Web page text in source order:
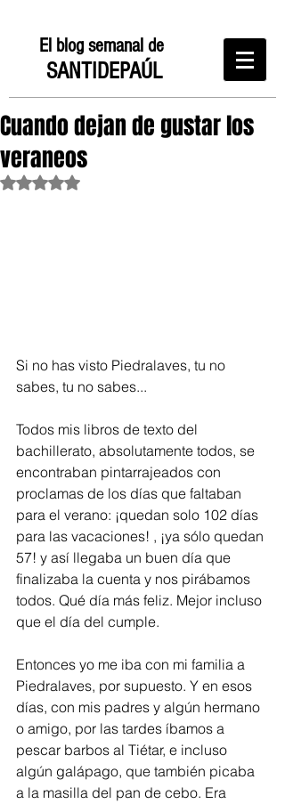
El blog semanal de
SANTIDEPAÚL
Cuando dejan de gustar los
veraneos
Obtuvo NaN de 5 estrellas.
Si no has visto Piedralaves, tu no
sabes, tu no sabes...
Todos mis libros de texto del
bachillerato, absolutamente todos, se
encontraban pintarrajeados con
proclamas de los días que faltaban
para el verano: ¡quedan solo 102 días
para las vacaciones! , ¡ya sólo quedan
57! y así llegaba un buen día que
finalizaba la cuenta y nos pirábamos
todos. Qué día más feliz. Mejor incluso
que el día del cumple.
Entonces yo me iba con mi familia a
Piedralaves, por supuesto. Y en esos
días, con mis padres y algún hermano
o amigo, por las tardes íbamos a
pescar barbos al Tiétar, e incluso
algún galápago, que también picaba
a la masilla del pan de cebo. Era